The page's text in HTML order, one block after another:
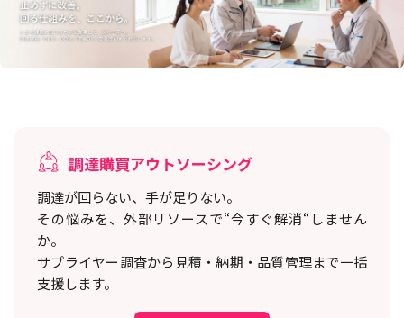
調達購買アウトソーシング
調達が回らない、手が足りない。
その悩みを、外部リソースで“今すぐ解消“しません
か。
サプライヤー調査から見積・納期・品質管理まで一括
支援します。